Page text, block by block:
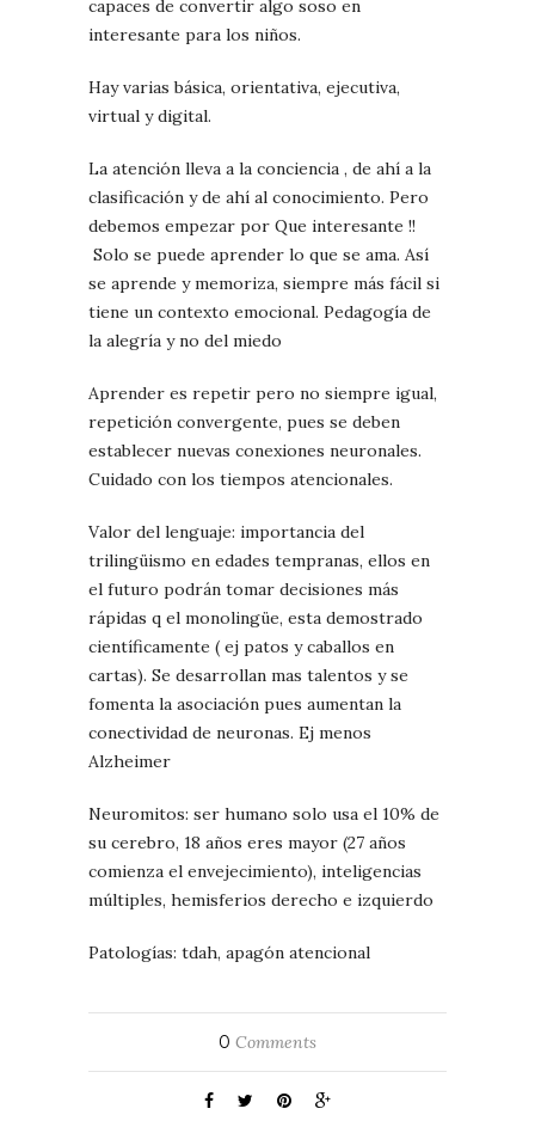
capaces de convertir algo soso en
interesante para los niños.
Hay varias básica, orientativa, ejecutiva,
virtual y digital.
La atención lleva a la conciencia , de ahí a la
clasificación y de ahí al conocimiento. Pero
debemos empezar por Que interesante !!
Solo se puede aprender lo que se ama. Así
se aprende y memoriza, siempre más fácil si
tiene un contexto emocional. Pedagogía de
la alegría y no del miedo
Aprender es repetir pero no siempre igual,
repetición convergente, pues se deben
establecer nuevas conexiones neuronales.
Cuidado con los tiempos atencionales.
Valor del lenguaje: importancia del
trilingüismo en edades tempranas, ellos en
el futuro podrán tomar decisiones más
rápidas q el monolingüe, esta demostrado
científicamente ( ej patos y caballos en
cartas). Se desarrollan mas talentos y se
fomenta la asociación pues aumentan la
conectividad de neuronas. Ej menos
Alzheimer
Neuromitos: ser humano solo usa el 10% de
su cerebro, 18 años eres mayor (27 años
comienza el envejecimiento), inteligencias
múltiples, hemisferios derecho e izquierdo
Patologías: tdah, apagón atencional
0 Comments